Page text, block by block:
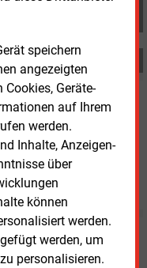
speichern
angezeigten
Geräte-
auf Ihrem
werden.
Inhalte, Anzeigen-
über
können
werden.
werden, um
personalisieren.
Donnerstag, 21.08.2025, 17:21
Teilung
mehrere
niedrigere Strompreise.
Montag, 28.04.2025, 16:42
Millionen Euro